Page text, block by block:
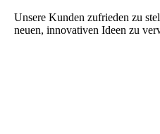
Unsere Kunden zufrieden zu
neuen, innovativen Ideen zu